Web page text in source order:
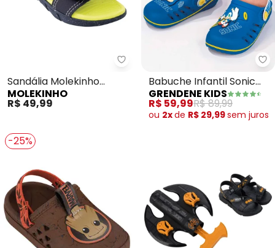
Molekinho - Sandália
Sandália Molekinho
(Marinho) em Sintético
MOLEKINHO
R$ 49,99
Babuche Infantil Sonic
Speed (Azul)
GRENDENE KIDS
R$ 59,99R$ 89,99
ou 2xde R$ 29,99sem juros
-25%